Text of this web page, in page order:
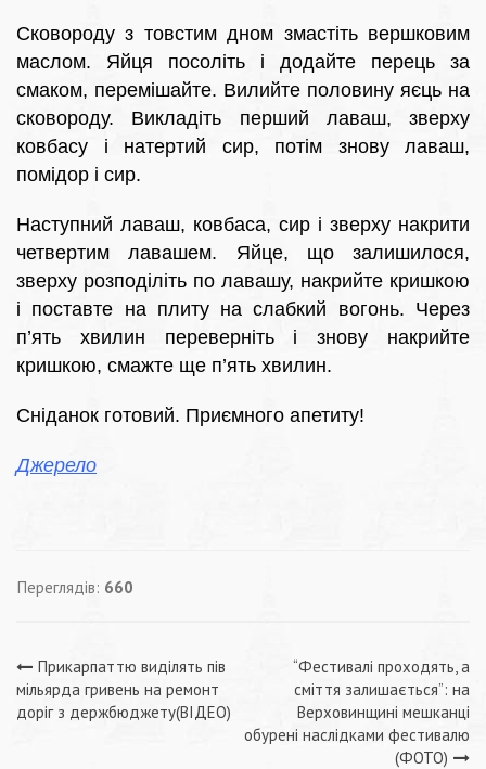
Сковороду з товстим дном змастіть вершковим
маслом. Яйця посоліть і додайте перець за
смаком, перемішайте. Вилийте половину яєць на
сковороду. Викладіть перший лаваш, зверху
ковбасу і натертий сир, потім знову лаваш,
помідор і сир.
Наступний лаваш, ковбаса, сир і зверху накрити
четвертим лавашем. Яйце, що залишилося,
зверху розподіліть по лавашу, накрийте кришкою
і поставте на плиту на слабкий вогонь. Через
п’ять хвилин переверніть і знову накрийте
кришкою, смажте ще п’ять хвилин.
Сніданок готовий. Приємного апетиту!
Джерело
Переглядів: 660
Навігація
записів
Прикарпаттю виділять пів
мільярда гривень на ремонт
доріг з держбюджету(ВІДЕО)
“Фестивалі проходять, а
сміття залишається”: на
Верховинщині мешканці
обурені наслідками фестивалю
(ФОТО)